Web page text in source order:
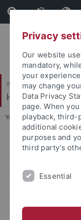
Skip
to
content
Skip
to
footer
Wirtschafts- und
Hector-Institut für
You are here: Startseite
Bewerbung
Studienplan
Privacy
Our website
mandatory,
your
may change
Data Privacy
page. When
playback, third-
additional
purposes and
third party’s
Essential